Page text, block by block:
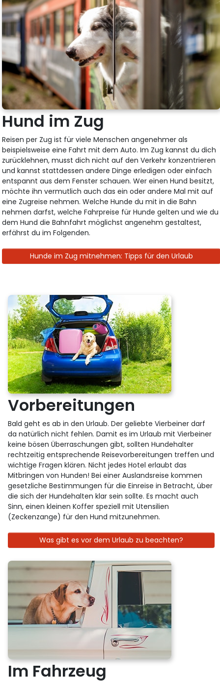
Hund im Zug
Reisen per Zug ist für viele Menschen angenehmer als
beispielsweise eine Fahrt mit dem Auto. Im Zug kannst du dich
zurücklehnen, musst dich nicht auf den Verkehr konzentrieren
und kannst stattdessen andere Dinge erledigen oder einfach
entspannt aus dem Fenster schauen. Wer einen Hund besitzt,
möchte ihn vermutlich auch das ein oder andere Mal mit auf
eine Zugreise nehmen. Welche Hunde du mit in die Bahn
nehmen darfst, welche Fahrpreise für Hunde gelten und wie du
dem Hund die Bahnfahrt möglichst angenehm gestaltest,
erfährst du im Folgenden.
Hunde im Zug mitnehmen: Tipps für den Urlaub
Vorbereitungen
Bald geht es ab in den Urlaub. Der geliebte Vierbeiner darf
da natürlich nicht fehlen. Damit es im Urlaub mit Vierbeiner
keine bösen Überraschungen gibt, sollten Hundehalter
rechtzeitig entsprechende Reisevorbereitungen treffen und
wichtige Fragen klären. Nicht jedes Hotel erlaubt das
Mitbringen von Hunden! Bei einer Auslandsreise kommen
gesetzliche Bestimmungen für die Einreise in Betracht, über
die sich der Hundehalten klar sein sollte. Es macht auch
Sinn, einen kleinen Koffer speziell mit Utensilien
(Zeckenzange) für den Hund mitzunehmen.
Was gibt es vor dem Urlaub zu beachten?
Im Fahrzeug